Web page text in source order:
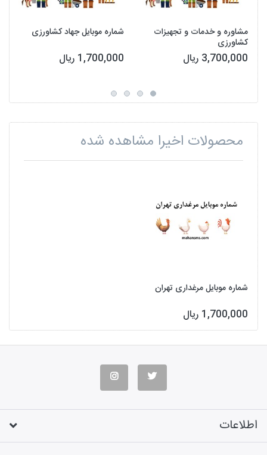
مشاوره و خدمات و تجهیزات
کشاورزی
3,700,000 ریال
شماره موبایل جهاد کشاورزی
1,700,000 ریال
محصولات اخیرا مشاهده شده
شماره موبایل مرغداری تهران
1,700,000 ریال
اطلاعات